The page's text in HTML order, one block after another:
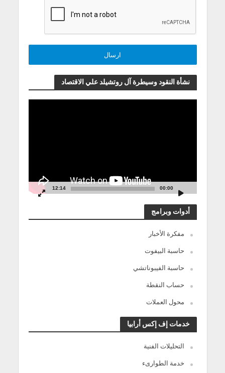
نشأة النقود وسيطرة آل روتشيلد علي الاقتصاد
00:00
12:14
أدوات وبرامج
مفكرة الأخبار
حاسبة البيفوت
حاسبة الفيبوناتشي
حساب النقطة
محول العملات
خدمات إف إكس أرابيا
التحليلات الفنية
خدمة الطوارىء